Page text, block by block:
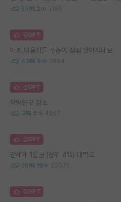
23 2 3195
김GPT
어째 이용자들 수준이 점점 낮아지네요
43 5 3854
김GPT
학령인구 감소
3 5 4867
김GPT
전세계 1등급 (상위 4%) 대학교
26 19 23071
김GPT